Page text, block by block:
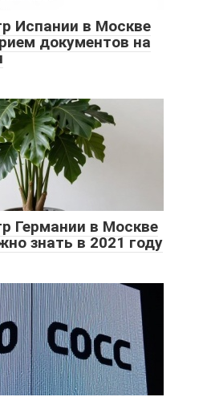
Испании в Москве
документов на
Германии в Москве
знать в 2021 году